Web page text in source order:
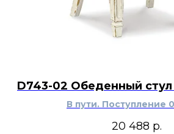
D743-02 Обеденный стул
В пути. Поступление
20 488 р.